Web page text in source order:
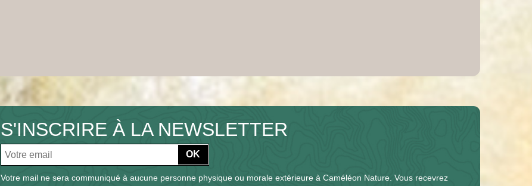
S'INSCRIRE À LA NEWSLETTER
OK
Votre mail ne sera communiqué à aucune personne physique ou morale extérieure à Caméléon Nature. Vous recevrez